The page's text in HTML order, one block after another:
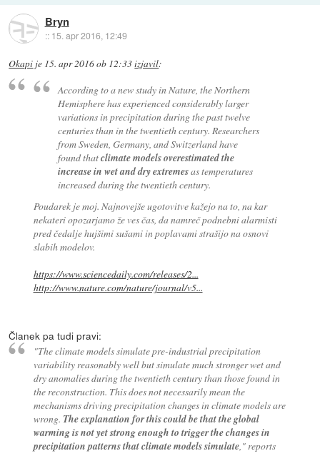
Bryn
:: 15. apr 2016, 12:49
Okapi je 15. apr 2016 ob 12:33izjavil:
According to a new study in Nature, the Northern
Hemisphere has experienced considerably larger
variations in precipitation during the past twelve
centuries than in the twentieth century. Researchers
from Sweden, Germany, and Switzerland have
found thatclimate models overestimated the
increase in wet and dry extremesas temperatures
increased during the twentieth century.
Poudarek je moj. Najnovejše ugotovitve kažejo na to, na kar
nekateri opozarjamo že ves čas, da namreč podnebni alarmisti
pred čedalje hujšimi sušami in poplavami strašijo na osnovi
slabih modelov.
https://www.sciencedaily.com/releases/2...
http://www.nature.com/nature/journal/v5...
Članek pa tudi pravi:
"The climate models simulate pre-industrial precipitation
variability reasonably well but simulate much stronger wet and
dry anomalies during the twentieth century than those found in
the reconstruction. This does not necessarily mean the
mechanisms driving precipitation changes in climate models are
wrong. The explanation for this could be that the global
warming is not yet strong enough to trigger the changes in
precipitation patterns that climate models simulate," reports